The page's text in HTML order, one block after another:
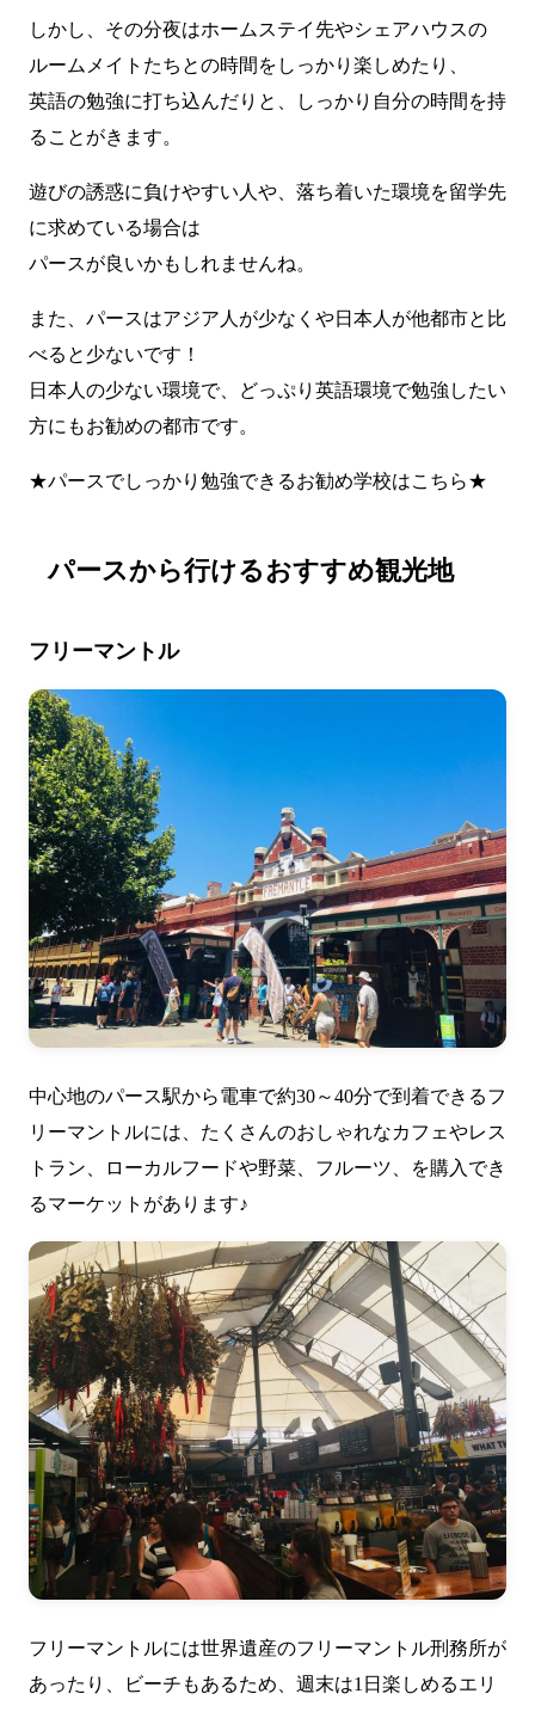
しかし、その分夜はホームステイ先やシェアハウスの
ルームメイトたちとの時間をしっかり楽しめたり、
英語の勉強に打ち込んだりと、しっかり自分の時間を持
ることがきます。
遊びの誘惑に負けやすい人や、落ち着いた環境を留学先
に求めている場合は
パースが良いかもしれませんね。
また、パースはアジア人が少なくや日本人が他都市と比
べると少ないです！
日本人の少ない環境で、どっぷり英語環境で勉強したい
方にもお勧めの都市です。
★パースでしっかり勉強できるお勧め学校はこちら★
パースから行けるおすすめ観光地
フリーマントル
中心地のパース駅から電車で約30～40分で到着できるフ
リーマントルには、たくさんのおしゃれなカフェやレス
トラン、ローカルフードや野菜、フルーツ、を購入でき
るマーケットがあります♪
フリーマントルには世界遺産のフリーマントル刑務所が
あったり、ビーチもあるため、週末は1日楽しめるエリ